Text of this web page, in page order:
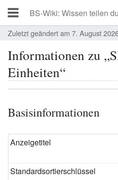
Zuletzt geändert am 7. August
Informationen zu
Einheiten“
Basisinformationen
Anzeigetitel
Standardsortierschlüssel